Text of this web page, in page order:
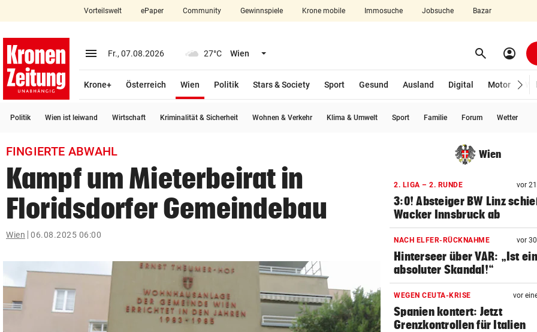
closeSchließen
account_circle Anmelden
arrow_right
bookmark
search
Suchbegriff
eingeben
© Krone Multimedia GmbH & Co KG 2026
Muthgasse 2, 1190 Wien
Vorteilswelt ePaper Community Gewinnspiele Krone mobile Immosuche Jobsuche Bazar
menu Menü aufklappen
Fr., 07.08.2026 27°C Wien Menü aufklappen search Suchen
account_circle
Krone+ Österreich Wien
Politik
Stars & Society Sport Gesund Ausland Digital Motor
Politik Wien ist leiwand Wirtschaft Kriminalität & Sicherheit Wohnen & Verkehr Klima & Umwelt Sport Familie Forum Wetter
FINGIERTE ABWAHL
Kampf um Mieterbeirat in
Floridsdorfer Gemeindebau
Wien 06.08.2025 06:00
Wien
2. LIGA – 2. RUNDE vor
3:0! Absteiger BW Linz
Wacker Innsbruck ab
NACH ELFER-RÜCKNAHME vor
Hinterseer über VAR: „Ist ein
absoluter Skandal!“
WEGEN CEUTA-KRISE vor
Spanien kontert: Jetzt
Grenzkontrollen für Italien